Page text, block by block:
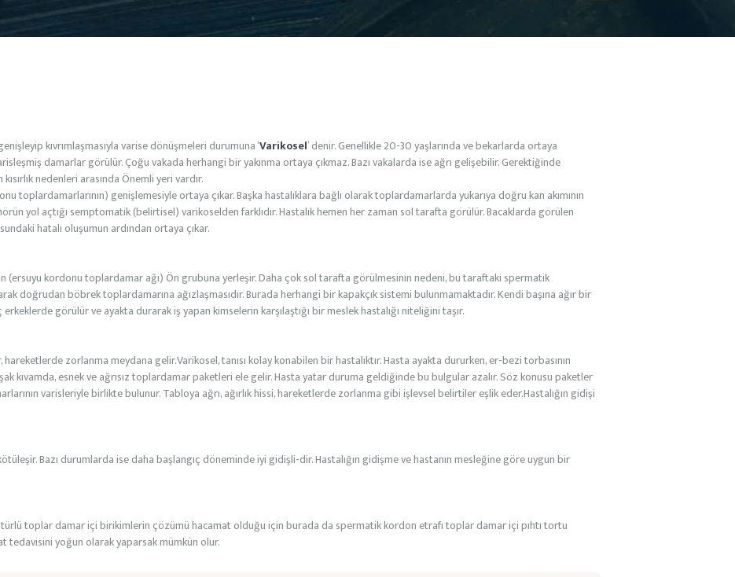
HAKKIMIZDA
TÜRKÇE
kıvrımlaşmasıyla varise dönüşmeleri durumuna ‘Varikosel’ denir. Genellikle 20-30 yaşlarında ve bekarlarda ortaya
damarlar görülür. Çoğu vakada herhangi bir yakınma ortaya çıkmaz. Bazı vakalarda ise ağrı gelişebilir. Gerektiğinde
nedenleri arasında Önemli yeri vardır.
toplardamarlarının) genişlemesiyle ortaya çıkar. Başka hastalıklara bağlı olarak toplardamarlarda yukarıya doğru kan akımının
yol açtığı semptomatik (belirtisel) varikoselden farklıdır. Hastalık hemen her zaman sol tarafta görülür. Bacaklarda görülen
hatalı oluşumun ardından ortaya çıkar.
(ersuyu kordonu toplardamar ağı) Ön grubuna yerleşir. Daha çok sol tarafta görülmesinin nedeni, bu taraftaki spermatik
doğrudan böbrek toplardamarına ağızlaşmasıdır. Burada herhangi bir kapakçık sistemi bulunmamaktadır. Kendi başına ağır bir
görülür ve ayakta durarak iş yapan kimselerin karşılaştığı bir meslek hastalığı niteliğini taşır.
zorlanma meydana gelir.Varikosel, tanısı kolay konabilen bir hastalıktır. Hasta ayakta dururken, er-bezi torbasının
kıvamda, esnek ve ağrısız toplardamar paketleri ele gelir. Hasta yatar duruma geldiğinde bu bulgular azalır. Söz konusu paketler
varisleriyle birlikte bulunur. Tabloya ağrı, ağırlık hissi, hareketlerde zorlanma gibi işlevsel belirtiler eşlik eder.Hastalığın gidişi
Bazı durumlarda ise daha başlangıç döneminde iyi gidişli-dir. Hastalığın gidişme ve hastanın mesleğine göre uygun bir
toplar damar içi birikimlerin çözümü hacamat olduğu için burada da spermatik kordon etrafı toplar damar içi pıhtı tortu
tedavisini yoğun olarak yaparsak mümkün olur.